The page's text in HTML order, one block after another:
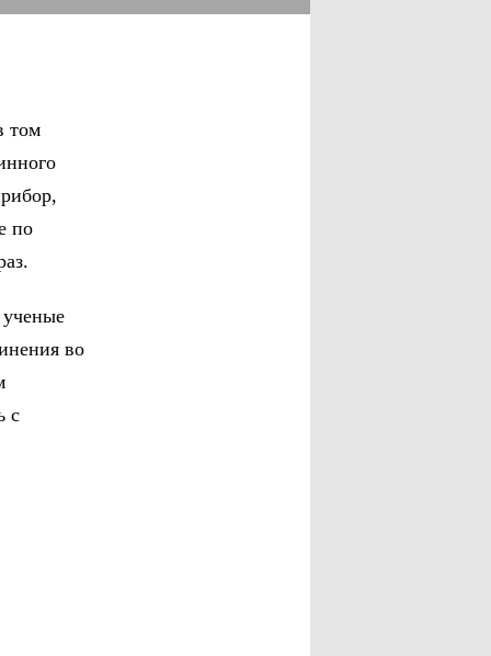
том
по
во
с